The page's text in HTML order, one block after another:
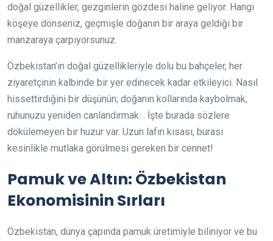
doğal güzellikler, gezginlerin gözdesi haline geliyor. Hangi
köşeye dönseniz, geçmişle doğanın bir araya geldiği bir
manzaraya çarpıyorsunuz.
Özbekistan’ın doğal güzellikleriyle dolu bu bahçeler, her
ziyaretçinin kalbinde bir yer edinecek kadar etkileyici. Nasıl
hissettirdiğini bir düşünün; doğanın kollarında kaybolmak,
ruhunuzu yeniden canlandırmak… İşte burada sözlere
dökülemeyen bir huzur var. Uzun lafın kısası, burası
kesinlikle mutlaka görülmesi gereken bir cennet!
Pamuk ve Altın: Özbekistan
Ekonomisinin Sırları
Özbekistan, dünya çapında pamuk üretimiyle biliniyor ve bu